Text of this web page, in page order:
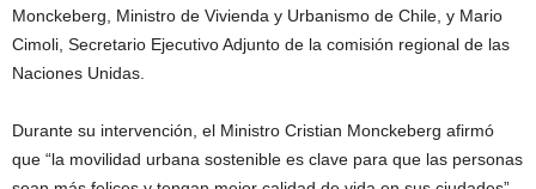
Monckeberg, Ministro de Vivienda y Urbanismo de Chile, y Mario
Cimoli, Secretario Ejecutivo Adjunto de la comisión regional de las
Naciones Unidas.
Durante su intervención, el Ministro Cristian Monckeberg afirmó
que “la movilidad urbana sostenible es clave para que las personas